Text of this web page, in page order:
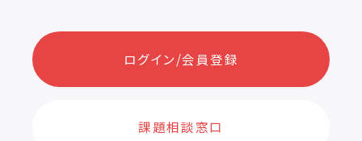
ログイン/会員登録
課題相談窓口